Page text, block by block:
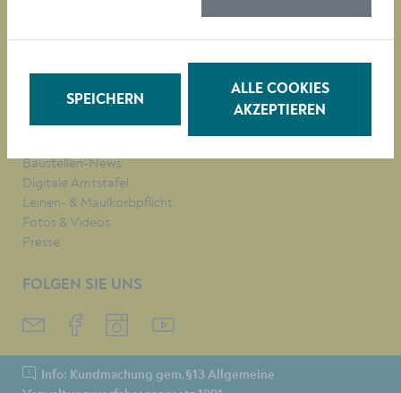
Parken in Krems
Stadtplan
Heurigenkalender
Baustellen-News
Digitale Amtstafel
Leinen- & Maulkorbpflicht
Fotos & Videos
Presse
FOLGEN SIE UNS
Info: Kundmachung gem.§13 Allgemeine
SPEICHERN
ALLE COOKIES
AKZEPTIEREN